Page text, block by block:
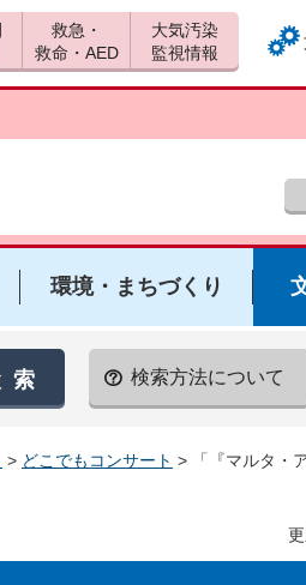
救急・
救命・AED
大気汚染
監視情報
環境・まちづくり
検索方法について
> どこでもコンサート > 「『マルタ・